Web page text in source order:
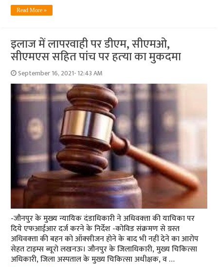
Read More »
इलाज में लापरवाही पर डीएम, सीएमओ,
सीएमएस सहित पांच पर हत्‍या का मुकदमा
September 16, 2021- 12:43 AM
-जौनपुर के मुख्‍य न्‍यायिक दंडाधिकारी ने अधिवक्‍ता की याचिका पर
दिये एफआईआर दर्ज करने के निर्देश -कोविड संक्रमण से ग्रस्‍त
अधिवक्‍ता की बहन को ऑक्‍सीजन होने के बाद भी नहीं देने का आरोप
सेहत टाइम्‍स ब्‍यूरो लखनऊ। जौनपुर के जिलाधिकारी, मुख्य चिकित्सा
अधिकारी, जिला अस्पताल के मुख्य चिकित्सा अधीक्षक, व …